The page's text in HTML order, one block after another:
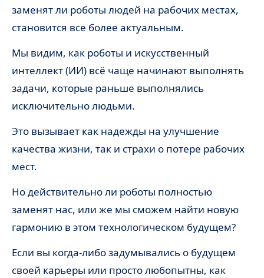
заменят ли роботы людей на рабочих местах,
становится все более актуальным.
Мы видим, как роботы и искусственный
интеллект (ИИ) всё чаще начинают выполнять
задачи, которые раньше выполнялись
исключительно людьми.
Это вызывает как надежды на улучшение
качества жизни, так и страхи о потере рабочих
мест.
Но действительно ли роботы полностью
заменят нас, или же мы сможем найти новую
гармонию в этом технологическом будущем?
Если вы когда-либо задумывались о будущем
своей карьеры или просто любопытны, как